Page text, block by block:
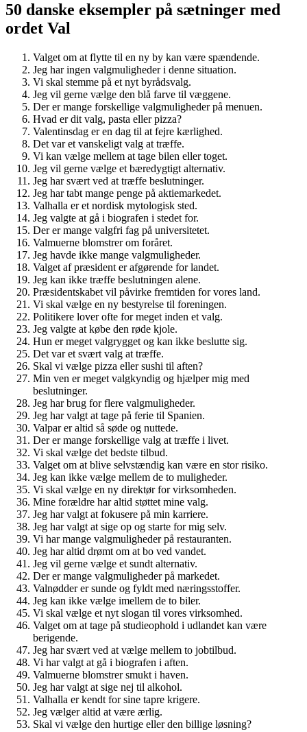
50 danske eksempler på sætninger med
ordet Val
Valget om at flytte til en ny by kan være spændende.
Jeg har ingen valgmuligheder i denne situation.
Vi skal stemme på et nyt byrådsvalg.
Jeg vil gerne vælge den blå farve til væggene.
Der er mange forskellige valgmuligheder på menuen.
Hvad er dit valg, pasta eller pizza?
Valentinsdag er en dag til at fejre kærlighed.
Det var et vanskeligt valg at træffe.
Vi kan vælge mellem at tage bilen eller toget.
Jeg vil gerne vælge et bæredygtigt alternativ.
Jeg har svært ved at træffe beslutninger.
Jeg har tabt mange penge på aktiemarkedet.
Valhalla er et nordisk mytologisk sted.
Jeg valgte at gå i biografen i stedet for.
Der er mange valgfri fag på universitetet.
Valmuerne blomstrer om foråret.
Jeg havde ikke mange valgmuligheder.
Valget af præsident er afgørende for landet.
Jeg kan ikke træffe beslutningen alene.
Præsidentskabet vil påvirke fremtiden for vores land.
Vi skal vælge en ny bestyrelse til foreningen.
Politikere lover ofte for meget inden et valg.
Jeg valgte at købe den røde kjole.
Hun er meget valgrygget og kan ikke beslutte sig.
Det var et svært valg at træffe.
Skal vi vælge pizza eller sushi til aften?
Min ven er meget valgkyndig og hjælper mig med
beslutninger.
Jeg har brug for flere valgmuligheder.
Jeg har valgt at tage på ferie til Spanien.
Valpar er altid så søde og nuttede.
Der er mange forskellige valg at træffe i livet.
Vi skal vælge det bedste tilbud.
Valget om at blive selvstændig kan være en stor risiko.
Jeg kan ikke vælge mellem de to muligheder.
Vi skal vælge en ny direktør for virksomheden.
Mine forældre har altid støttet mine valg.
Jeg har valgt at fokusere på min karriere.
Jeg har valgt at sige op og starte for mig selv.
Vi har mange valgmuligheder på restauranten.
Jeg har altid drømt om at bo ved vandet.
Jeg vil gerne vælge et sundt alternativ.
Der er mange valgmuligheder på markedet.
Valnødder er sunde og fyldt med næringsstoffer.
Jeg kan ikke vælge imellem de to biler.
Vi skal vælge et nyt slogan til vores virksomhed.
Valget om at tage på studieophold i udlandet kan være
berigende.
Jeg har svært ved at vælge mellem to jobtilbud.
Vi har valgt at gå i biografen i aften.
Valmuerne blomstrer smukt i haven.
Jeg har valgt at sige nej til alkohol.
Valhalla er kendt for sine tapre krigere.
Jeg vælger altid at være ærlig.
Skal vi vælge den hurtige eller den billige løsning?